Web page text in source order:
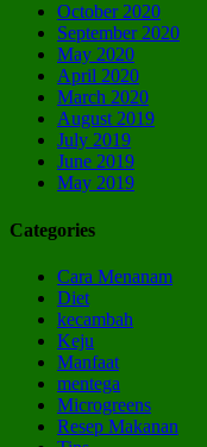
October 2020
September 2020
May 2020
April 2020
March 2020
August 2019
July 2019
June 2019
May 2019
Categories
Cara Menanam
Diet
kecambah
Keju
Manfaat
mentega
Microgreens
Resep Makanan